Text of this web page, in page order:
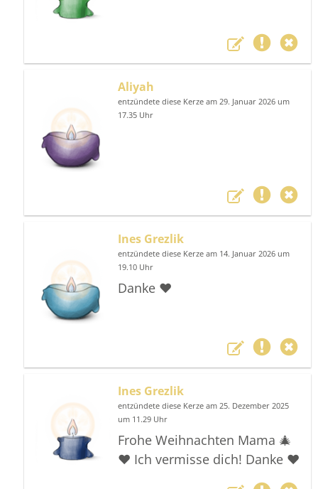
Aliyah
entzündete diese Kerze am 29. Januar 2026 um
17.35 Uhr
Ines Grezlik
entzündete diese Kerze am 14. Januar 2026 um
19.10 Uhr
Danke ❤️
Ines Grezlik
entzündete diese Kerze am 25. Dezember 2025
um 11.29 Uhr
Frohe Weihnachten Mama 🎄
❤️ Ich vermisse dich! Danke ❤️